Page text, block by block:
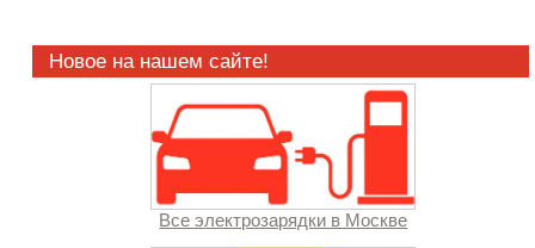
Новое на нашем сайте!
Все электрозарядки в Москве